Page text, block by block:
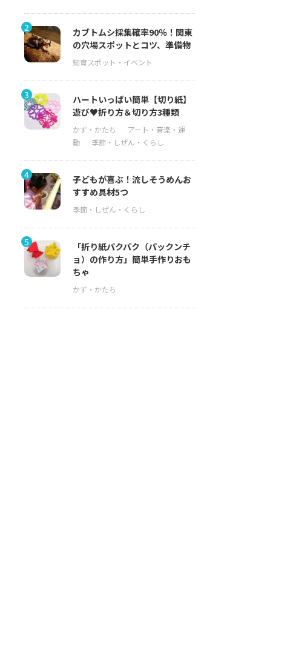
2
カブトムシ採集確率90％！関東
の穴場スポットとコツ、準備物
3
ハートいっぱい簡単【切り紙】
遊び♥折り方＆切り方3種類
4
子どもが喜ぶ！流しそうめんお
すすめ具材5つ
5
「折り紙パクパク（パックンチ
ョ）の作り方」簡単手作りおも
ちゃ